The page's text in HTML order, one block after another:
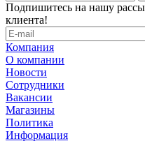
Подпишитесь на нашу
клиента!
Компания
О компании
Новости
Сотрудники
Вакансии
Магазины
Политика
Информация